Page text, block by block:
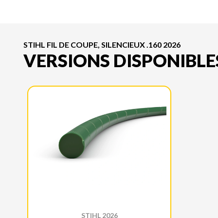
STIHL FIL DE COUPE, SILENCIEUX .160 2026
VERSIONS
STIHL 2026